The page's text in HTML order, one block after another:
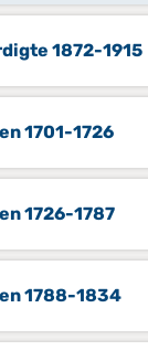
1872-1915
1701-1726
1726-1787
1788-1834